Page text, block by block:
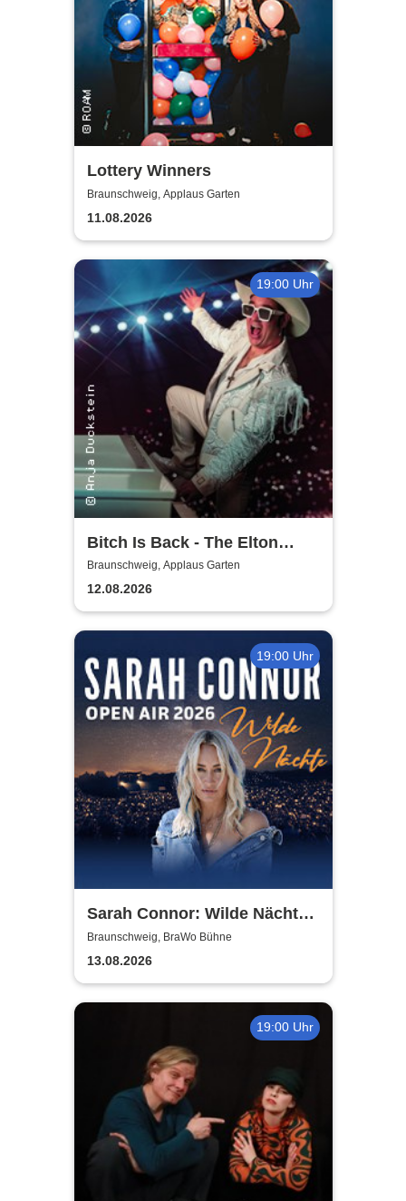
Lottery Winners
Braunschweig, Applaus Garten
11.08.2026
19:00 Uhr
Bitch Is Back - The Elton
John Show
Braunschweig, Applaus Garten
12.08.2026
19:00 Uhr
Sarah Connor: Wilde Nächte -
Open Air 2026
Braunschweig, BraWo Bühne
13.08.2026
19:00 Uhr